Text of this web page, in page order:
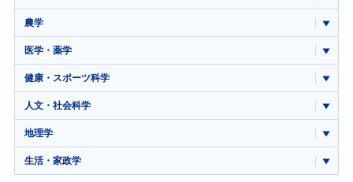
農学
医学・薬学
健康・スポーツ科学
人文・社会科学
地理学
生活・家政学